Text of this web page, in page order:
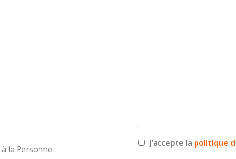
la Personne :
J’accepte la politique